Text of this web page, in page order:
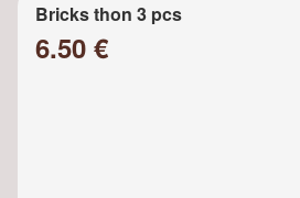
Bricks thon 3 pcs
6.50 €